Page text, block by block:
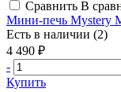
Сравнить В
Мини-печь Mystery
Есть в наличии (2)
4 490 ₽
-
Купить